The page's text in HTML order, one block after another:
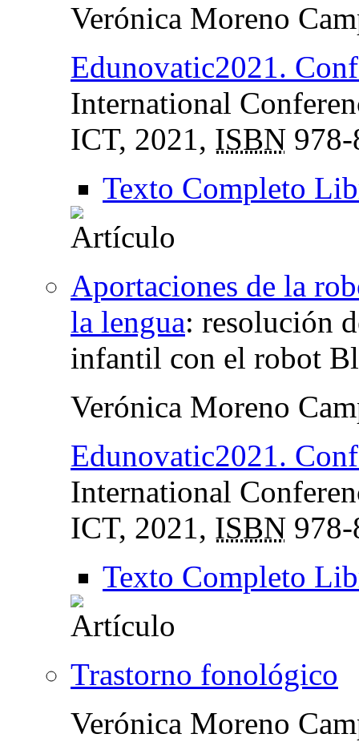
Verónica Moreno
Edunovatic2021.
International
ICT, 2021, ISBN
Texto Completo
Aportaciones de la
la lengua: resolución
infantil con el robot
Verónica Moreno
Edunovatic2021.
International
ICT, 2021, ISBN
Texto Completo
Trastorno fonológico
Verónica Moreno